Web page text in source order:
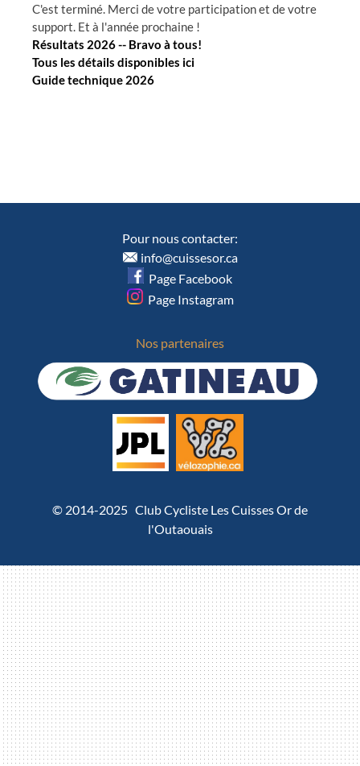
C'est terminé. Merci de votre participation et de votre
support. Et à l'année prochaine !
Résultats 2026 -- Bravo à tous!
Tous les détails disponibles ici
Guide technique 2026
Nos partenaires
© 2014-2025 Club Cycliste Les Cuisses Or de
l'Outaouais
Pour nous contacter:
info@cuissesor.ca
Page Facebook
Page Instagram